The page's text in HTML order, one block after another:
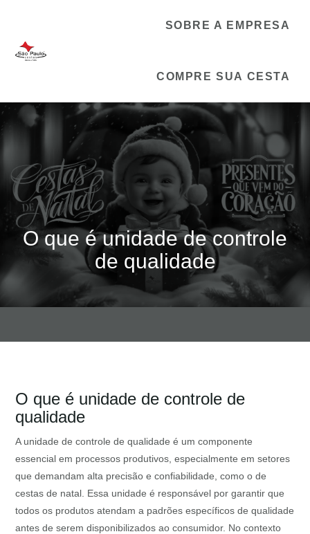
SOBRE A EMPRESA
COMPRE SUA CESTA
O que é unidade de controle
de qualidade
O que é unidade de controle de
qualidade
A unidade de controle de qualidade é um componente
essencial em processos produtivos, especialmente em setores
que demandam alta precisão e confiabilidade, como o de
cestas de natal. Essa unidade é responsável por garantir que
todos os produtos atendam a padrões específicos de qualidade
antes de serem disponibilizados ao consumidor. No contexto